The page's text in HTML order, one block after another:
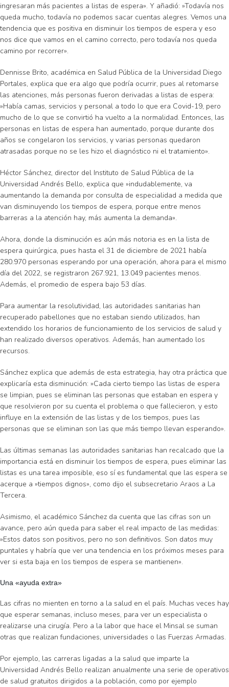
ingresaran más pacientes a listas de espera». Y añadió: »Todavía nos
queda mucho, todavía no podemos sacar cuentas alegres. Vemos una
tendencia que es positiva en disminuir los tiempos de espera y eso
nos dice que vamos en el camino correcto, pero todavía nos queda
camino por recorrer».
Dennisse Brito, académica en Salud Pública de la Universidad Diego
Portales, explica que era algo que podría ocurrir, pues al retomarse
las atenciones, más personas fueron derivadas a listas de espera:
»Había camas, servicios y personal a todo lo que era Covid-19, pero
mucho de lo que se convirtió ha vuelto a la normalidad. Entonces, las
personas en listas de espera han aumentado, porque durante dos
años se congelaron los servicios, y varias personas quedaron
atrasadas porque no se les hizo el diagnóstico ni el tratamiento».
Héctor Sánchez, director del Instituto de Salud Pública de la
Universidad Andrés Bello, explica que »indudablemente, va
aumentando la demanda por consulta de especialidad a medida que
van disminuyendo los tiempos de espera, porque entre menos
barreras a la atención hay, más aumenta la demanda».
Ahora, donde la disminución es aún más notoria es en la lista de
espera quirúrgica, pues hasta el 31 de diciembre de 2021 había
280.970 personas esperando por una operación, ahora para el mismo
día del 2022, se registraron 267.921, 13.049 pacientes menos.
Además, el promedio de espera bajo 53 días.
Para aumentar la resolutividad, las autoridades sanitarias han
recuperado pabellones que no estaban siendo utilizados, han
extendido los horarios de funcionamiento de los servicios de salud y
han realizado diversos operativos. Además, han aumentado los
recursos.
Sánchez explica que además de esta estrategia, hay otra práctica que
explicaría esta disminución: »Cada cierto tiempo las listas de espera
se limpian, pues se eliminan las personas que estaban en espera y
que resolvieron por su cuenta el problema o que fallecieron, y esto
influye en la extensión de las listas y de los tiempos, pues las
personas que se eliminan son las que más tiempo llevan esperando».
Las últimas semanas las autoridades sanitarias han recalcado que la
importancia está en disminuir los tiempos de espera, pues eliminar las
listas es una tarea imposible, eso sí es fundamental que las espera se
acerque a »tiempos dignos», como dijo el subsecretario Araos a La
Tercera.
Asimismo, el académico Sánchez da cuenta que las cifras son un
avance, pero aún queda para saber el real impacto de las medidas:
»Estos datos son positivos, pero no son definitivos. Son datos muy
puntales y habría que ver una tendencia en los próximos meses para
ver si esta baja en los tiempos de espera se mantienen».
Una «ayuda extra»
Las cifras no mienten en torno a la salud en el país. Muchas veces hay
que esperar semanas, incluso meses, para ver un especialista o
realizarse una cirugía. Pero a la labor que hace el Minsal se suman
otras que realizan fundaciones, universidades o las Fuerzas Armadas.
Por ejemplo, las carreras ligadas a la salud que imparte la
Universidad Andrés Bello realizan anualmente una serie de operativos
de salud gratuitos dirigidos a la población, como por ejemplo